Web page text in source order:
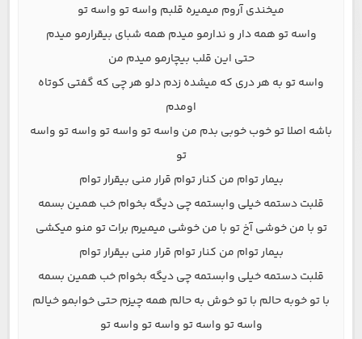
میخندی آروم میمیره قلبم واسه تو واسه تو
واسه تو همه دار و ندارمو میدم همه شبای بیقرارمو میدم
حتی این قلب بیچارمو میدم من
واسه تو به هر دری که میشده زدم دلو هر چی که گفتی کوتاه
اومدم
باشه اصلا تو خوب خوبی بدم من واسه تو واسه تو واسه تو واسه
تو
بیمار توام من کنار توام قرار منی بیقرار توام
قلبت دستمه خیلی وابستمه چی دیگه بخوام خب همین بسمه
تو با من خوشی آخ تو با من خوشی میمیرم برات تو منو میکشی
بیمار توام من کنار توام قرار منی بیقرار توام
قلبت دستمه خیلی وابستمه چی دیگه بخوام خب همین بسمه
با تو خوبه حالم با تو خوش به حالم همه چیزم حتی خوابمو خیالم
واسه تو واسه تو واسه تو واسه تو